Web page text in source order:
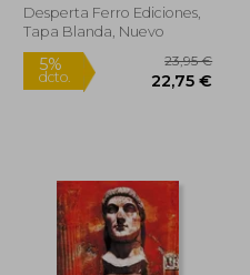
Desperta Ferro Ediciones,
Tapa Blanda, Nuevo